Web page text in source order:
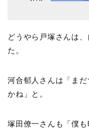
どうやら戸塚さんは
た。
河合郁人さんは「ま
かね」と。
塚田僚一さんも「僕